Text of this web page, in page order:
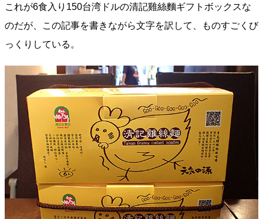
これが6食入り150台湾ドルの清記雞絲麵ギフトボックスな
のだが、この記事を書きながら文字を訳して、ものすごくび
っくりしている。